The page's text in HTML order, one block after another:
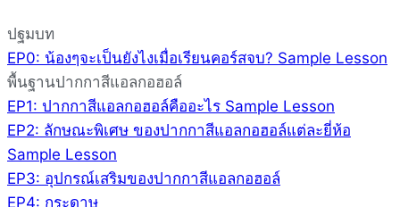
ปฐมบท
EP0: น้องๆจะเป็นยังไงเมื่อเรียนคอร์สจบ? Sample Lesson
พื้นฐานปากกาสีแอลกอฮอล์
EP1: ปากกาสีแอลกอฮอล์คืออะไร Sample Lesson
EP2: ลักษณะพิเศษ ของปากกาสีแอลกอฮอล์แต่ละยี่ห้อ
Sample Lesson
EP3: อุปกรณ์เสริมของปากกาสีแอลกอฮอล์
EP4: กระดาษ